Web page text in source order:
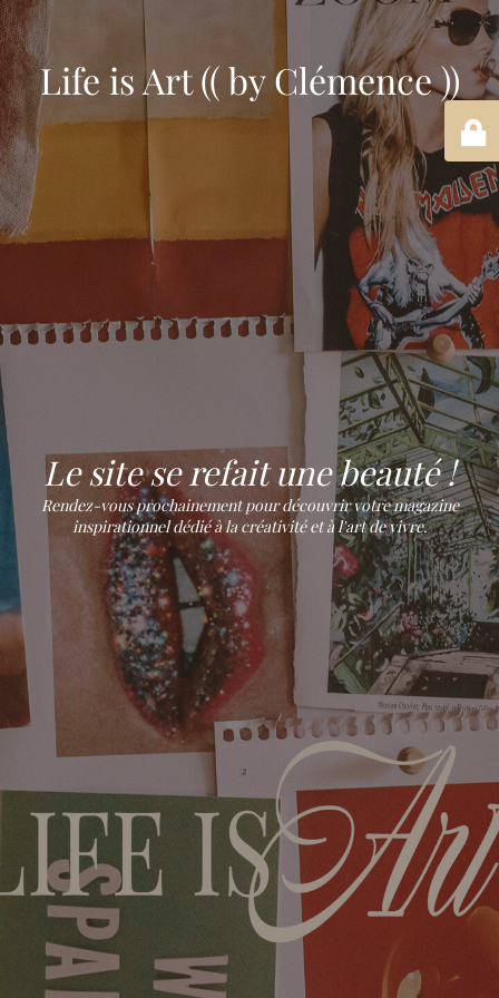
Life is Art (( by Clémence ))
Le site se refait une beauté !
Rendez-vous prochainement pour découvrir votre magazine
inspirationnel dédié à la créativité et à l'art de vivre.